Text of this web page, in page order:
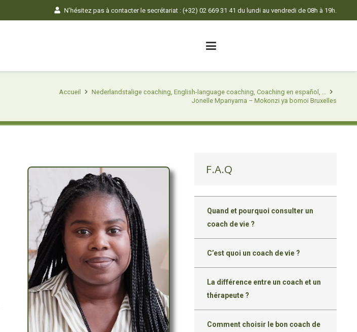
N’hésitez pas à contacter le secrétariat : (+32) 02 669 31 41 du lundi au vendredi de 08h à 19h.
Accueil
Nederlandstalige coaching, English-language coaching, Coaching en español, …
Jonelle Mpanyama – Mokonzi ya bomoi Bruxelles
F.A.Q
Quand et pourquoi consulter un
coach de vie ?
C’est quoi un coach de vie ?
La différence entre un coach et un
thérapeute ?
Comment choisir le bon coach de